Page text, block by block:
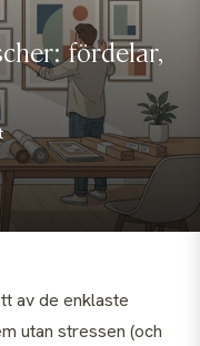
fördelar,
av de enklaste
utan stressen (och